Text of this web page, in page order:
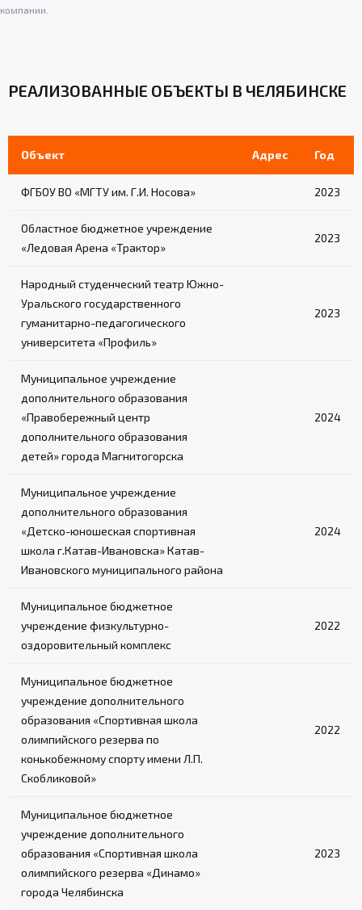
компании.
РЕАЛИЗОВАННЫЕ ОБЪЕКТЫ В ЧЕЛЯБИНСКЕ
Объект Адрес Год
ФГБОУ ВО «МГТУ им. Г.И. Носова» 2023
Областное бюджетное учреждение
«Ледовая Арена «Трактор»
2023
Народный студенческий театр Южно-
Уральского государственного
гуманитарно-педагогического
университета «Профиль»
2023
Муниципальное учреждение
дополнительного образования
«Правобережный центр
дополнительного образования
детей» города Магнитогорска
2024
Муниципальное учреждение
дополнительного образования
«Детско-юношеская спортивная
школа г.Катав-Ивановска» Катав-
Ивановского муниципального района
2024
Муниципальное бюджетное
учреждение физкультурно-
оздоровительный комплекс
2022
Муниципальное бюджетное
учреждение дополнительного
образования «Спортивная школа
олимпийского резерва по
конькобежному спорту имени Л.П.
Скобликовой»
2022
Муниципальное бюджетное
учреждение дополнительного
образования «Спортивная школа
олимпийского резерва «Динамо»
города Челябинска
2023